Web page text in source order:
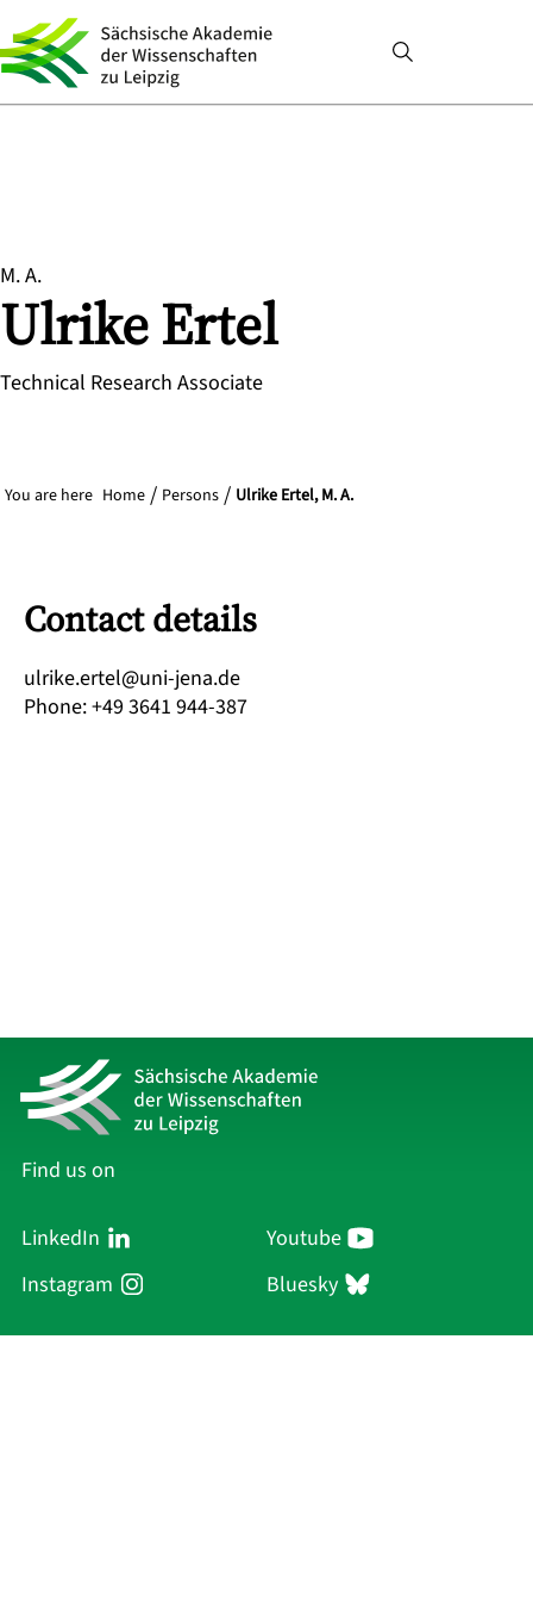
M. A.
UlrikeErtel
Technical Research Associate
You are here Home Persons Ulrike Ertel, M. A.
Contact details
ed.anej-inu@letre.ekirlu
Phone:+49 3641 944-387
Find us on
LinkedIn
Youtube
Instagram
Bluesky